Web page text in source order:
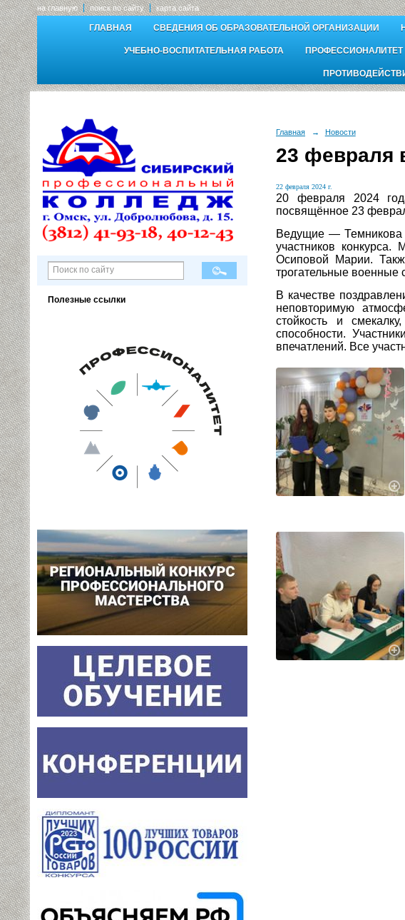
на главную поиск по сайту карта сайта
ГЛАВНАЯ СВЕДЕНИЯ ОБ ОБРАЗОВАТЕЛЬНОЙ ОРГАНИЗАЦИИ
УЧЕБНО-ВОСПИТАТЕЛЬНАЯ РАБОТА ПРОФЕССИОНАЛИТЕТ
Полезные ссылки
Главная → Новости
23 февраля
22 февраля 2024 г.
20 февраля 2024
посвящённое 23
Ведущие — Темникова
участников
Осиповой Марии.
трогательные военные
В качестве
неповторимую
стойкость и
способности.
впечатлений. Все